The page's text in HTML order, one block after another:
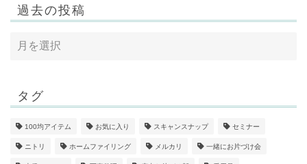
過去の投稿
タグ
100均アイテム お気に入り スキャンスナップ セミナー
ニトリ ホームファイリング メルカリ 一緒にお片づけ会